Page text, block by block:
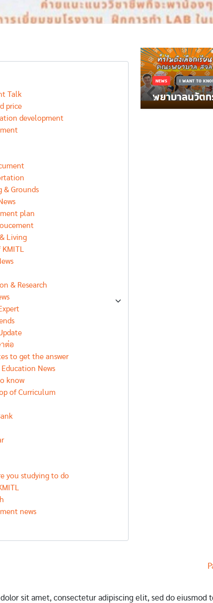
Talk
price
development
& Grounds
plan
Living
KMITL
& Research
ต่อ
to get the answer
News
know
of Curriculum
you studying to do
news
อะตอม
ฟฟ้า
NEWS I WANT TO
พยาบาลนวัตก
dolor sit amet, consectetur adipiscing elit, sed do